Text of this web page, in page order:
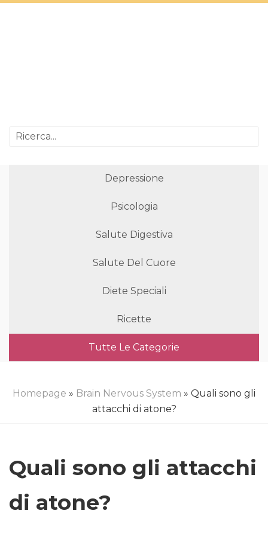
Depressione
Psicologia
Salute Digestiva
Salute Del Cuore
Diete Speciali
Ricette
Tutte Le Categorie
Homepage » Brain Nervous System » Quali sono gli
attacchi di atone?
Quali sono gli attacchi
di atone?